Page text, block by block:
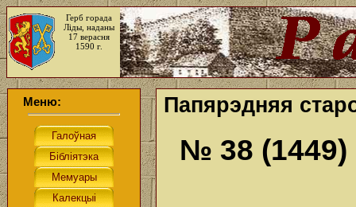
Герб горада
Ліды, наданы
17 верасня
1590 г.
Меню: Папярэдняя
№ 38 (1449)